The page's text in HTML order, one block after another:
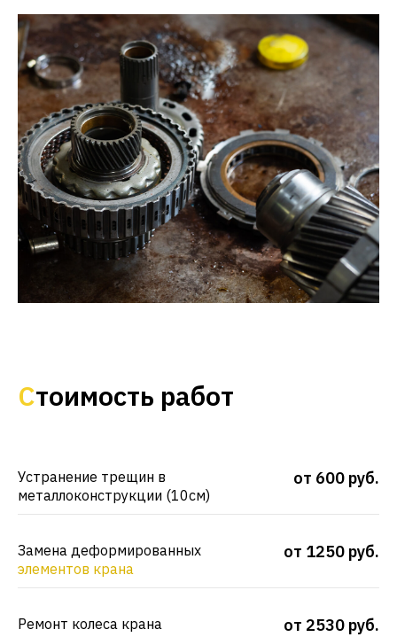
Стоимость работ
Устранение трещин в
металлоконструкции (10см)
от 600 руб.
Замена деформированных
элементов крана
от 1250 руб.
Ремонт колеса крана от 2530 руб.